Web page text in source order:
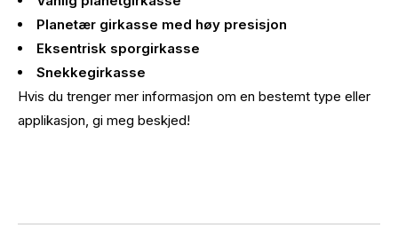
Planetær girkasse med høy presisjon
Eksentrisk sporgirkasse
Snekkegirkasse
Hvis du trenger mer informasjon om en bestemt type eller
applikasjon, gi meg beskjed!